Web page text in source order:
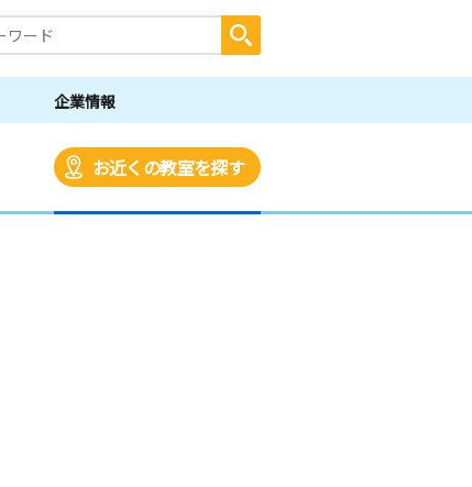
企業情報
お近くの教室を探す